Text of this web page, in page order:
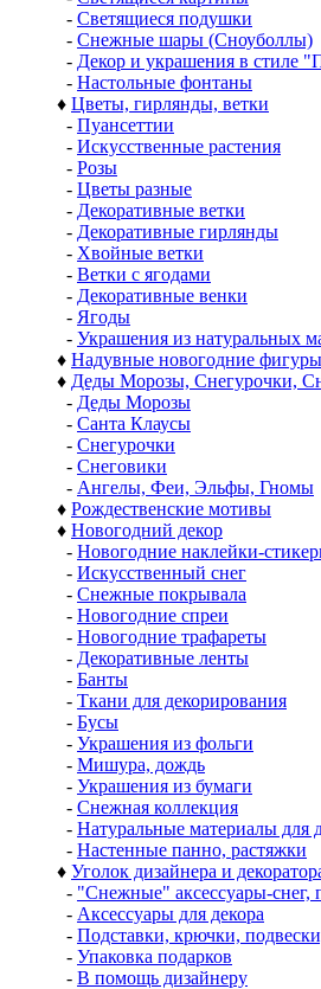
- Светящиеся подушки
- Снежные шары (Сноуболлы)
- Декор и украшения в стиле
- Настольные фонтаны
♦ Цветы, гирлянды, ветки
- Пуансеттии
- Искусственные растения
- Розы
- Цветы разные
- Декоративные ветки
- Декоративные гирлянды
- Хвойные ветки
- Ветки с ягодами
- Декоративные венки
- Ягоды
- Украшения из натуральных
♦ Надувные новогодние фигуры
♦ Деды Морозы, Снегурочки,
- Деды Морозы
- Санта Клаусы
- Снегурочки
- Снеговики
- Ангелы, Феи, Эльфы, Гномы
♦ Рождественские мотивы
♦ Новогодний декор
- Новогодние наклейки-
- Искусственный снег
- Снежные покрывала
- Новогодние спреи
- Новогодние трафареты
- Декоративные ленты
- Банты
- Ткани для декорирования
- Бусы
- Украшения из фольги
- Мишура, дождь
- Украшения из бумаги
- Снежная коллекция
- Натуральные материалы для
- Настенные панно, растяжки
♦ Уголок дизайнера и
- "Снежные" аксессуары-снег,
- Аксессуары для декора
- Подставки, крючки,
- Упаковка подарков
- В помощь дизайнеру